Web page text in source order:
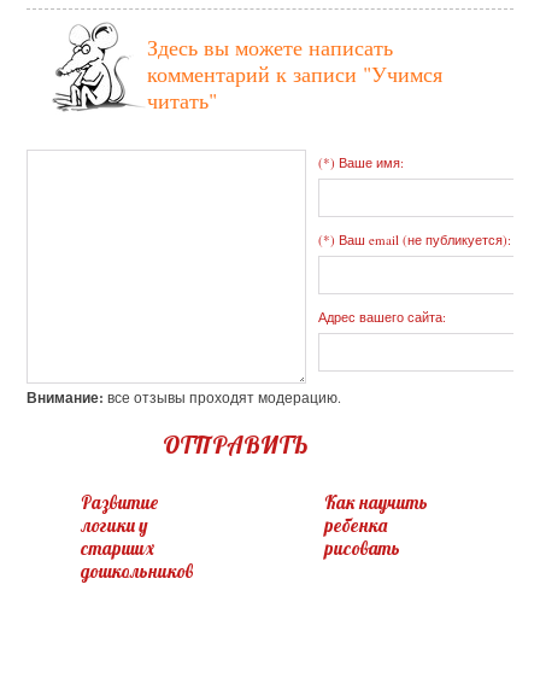
Здесь вы можете написать
комментарий к записи "Учимся
читать"
(*) Ваше имя:
(*) Ваш email (не публикуется):
Адрес вашего сайта:
Внимание: все отзывы проходят модерацию.
ОТПРАВИТЬ
Развитие
логики у
старших
дошкольников
Как научить
ребенка
рисовать